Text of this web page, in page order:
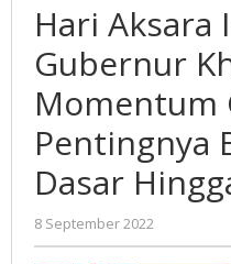
Hari Aksara
Gubernur
Momentum
Pentingnya
Dasar
8 September 2022
Gatot